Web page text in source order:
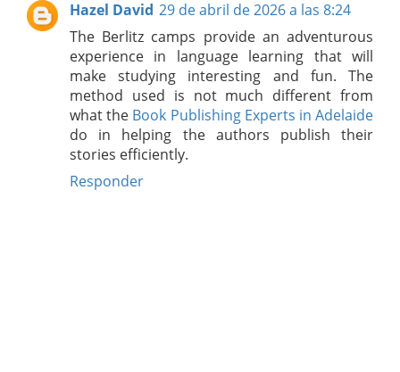
Hazel David 29 de abril de 2026 a las 8:24
The Berlitz camps provide an adventurous
experience in language learning that will
make studying interesting and fun. The
method used is not much different from
what the Book Publishing Experts in Adelaide
do in helping the authors publish their
stories efficiently.
Responder